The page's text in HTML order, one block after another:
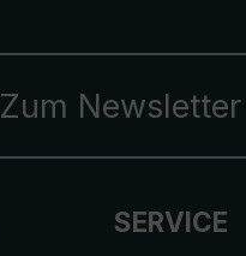
Zum
SERVICE